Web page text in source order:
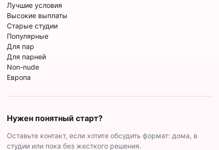
Лучшие условия
Высокие выплаты
Старые студии
Популярные
Для пар
Для парней
Non-nude
Европа
Нужен понятный старт?
Оставьте контакт, если хотите обсудить формат: дома, в
студии или пока без жесткого решения.